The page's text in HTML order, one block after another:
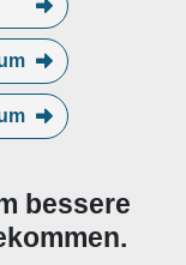
bessere